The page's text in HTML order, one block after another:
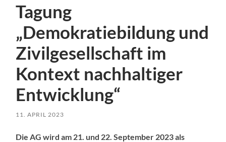
Tagung
„Demokratiebildung und
Zivilgesellschaft im
Kontext nachhaltiger
Entwicklung“
11. APRIL 2023
Die AG wird am 21. und 22. September 2023 als